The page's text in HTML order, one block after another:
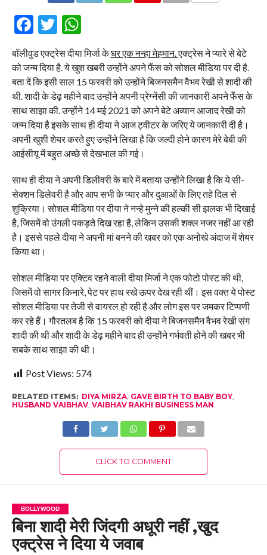
Facebook
Twitter
WhatsApp
बॉलीवुड एक्ट्रेस दीया मिर्जा केघर एक नन्हा मेहमान.एक्ट्रेस ने प्यारे से बेटे
को जन्म दिया है. ये खुश खबरी उन्होंने अपने फैंस को सोशल मीडिया पर दी है.
बता दें कि इसी साल 15 फरवरी को उन्होंने बिजनसमैन वैभव रेखी से शादी की
थी. शादी के डेढ़ महीने बाद उन्होंने अपनी प्रेग्नेंसी की जानकारी अपने फैंस के
साथ साझा की. उन्होंने 14 मई 2021 को अपने बेटे अव्यान आजाद रेखी को
जन्म दिया है इसके साथ ही दीया ने आज ट्वीटर के जरिए ये जानकारी दी है।
अपनी खुशी शेयर करते हुए उन्होंने लिखा है कि जल्दी होने कारण मेरे बेबी की
आईसीयू में बहुत अच्छे से देखभाल की गई।
साथ ही दीया ने अपनी डिलीवरी के बारे में बताया उन्होंने लिखा है कि ये सी-
सेक्शन डिलेवरी है और आप सभी के प्यार और दुआओं के लिए तहे दिल से
शुक्रिया। सोशल मीडिया पर दीया ने नन्हे मुन्ने की हल्की सी झलक भी दिखाई
है, जिसमें वो उंगली पकड़ते दिख रहा है, लेकिन उसकी शक्ल नजर नहीं आ रही
है। इससे पहले दीया ने अपनी मां बनने की खबर को एक अनोखे अंदाज में शेयर
किया था।
सोशल मीडिया पर एक्टिव रहने वाली दीया मिर्जा ने एक फोटो पोस्ट की थी,
जिसमें वो सागर किनारे, पेट पर हाथ रखे ऊपर देख रही थीं। इस वक्त ये पोस्ट
सोशल मीडिया पर तेजी से वायरल हो रही है और लोग इस पर जमकर टिप्पणी
कर रहे हैं। गौरतलब है कि 15 फरवरी को दीया ने बिजनसमैन वैभव रेखी संग
शादी की थी और शादी के डेढ़ महीने बाद ही उन्होंने गर्भवती होने की खबर भी
सबके साथ साझा की थी।
Post Views: 574
RELATED ITEMS: DIYA MIRZA, GAVE BIRTH TO BABY BOY,
HUSBAND VAIBHAV, VAIBHAV RAKHI BUSINESS MAN
CLICK TO COMMENT
BOLLYWOOD
बिना शादी मेरी जिंदगी अधूरी नहीं ,खुद
एक्ट्रेस ने दिया ये जवाब